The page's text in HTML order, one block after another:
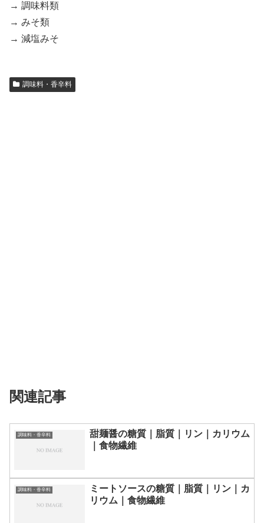
→ 調味料類
→ みそ類
→ 減塩みそ
調味料・香辛料
関連記事
調味料・香辛料
甜麺醤の糖質｜脂質｜リン｜カリウム
｜食物繊維
調味料・香辛料
ミートソースの糖質｜脂質｜リン｜カ
リウム｜食物繊維